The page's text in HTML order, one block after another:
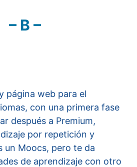
– B –
página web para el
con una primera fase
después a Premium,
por repetición y
un Moocs, pero te da
de aprendizaje con otro